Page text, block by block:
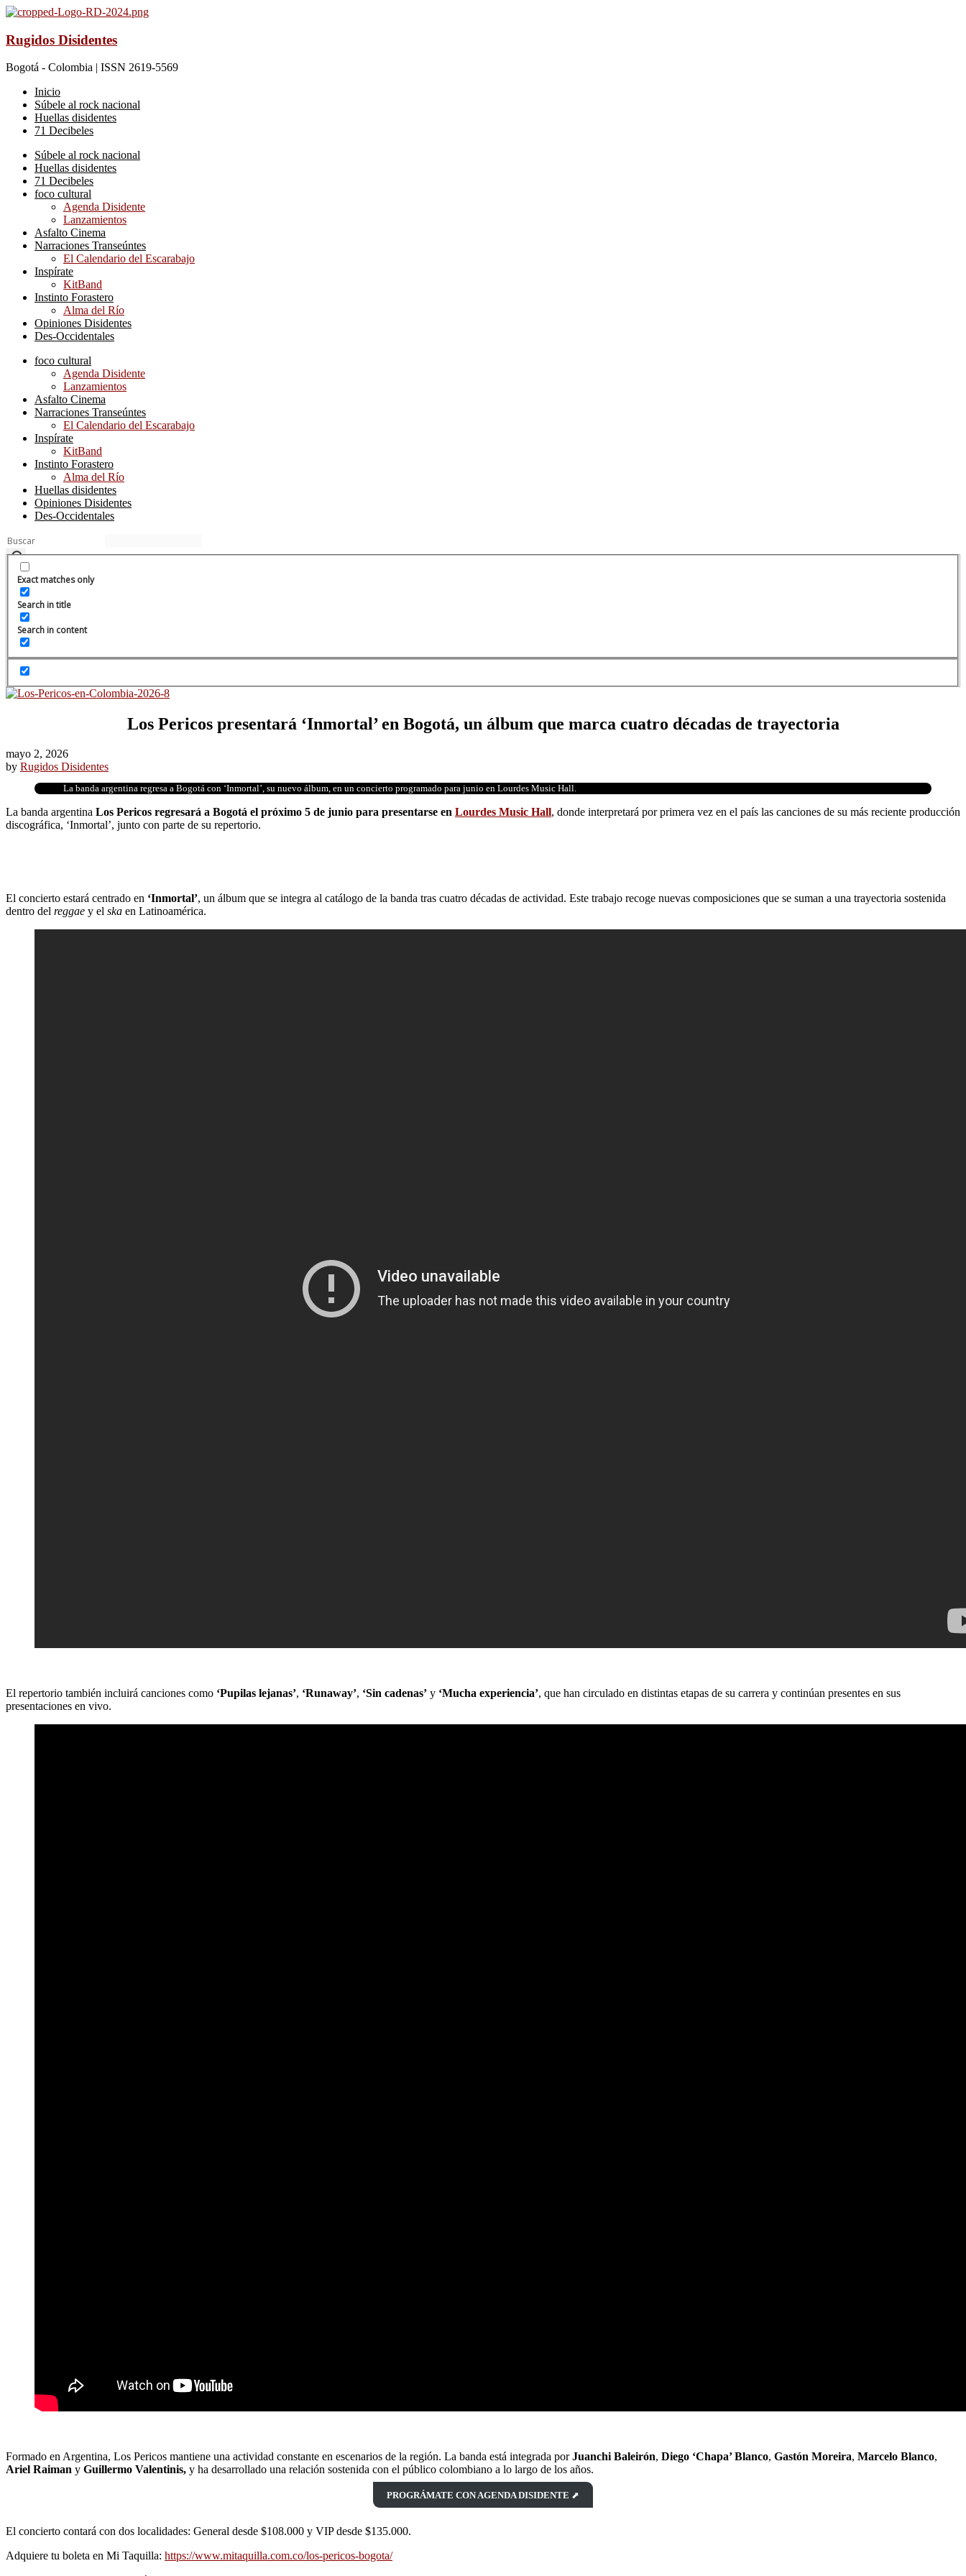
Rugidos Disidentes
Bogotá - Colombia | ISSN 2619-5569
Inicio
Súbele al rock nacional
Huellas disidentes
71 Decibeles
Súbele al rock nacional
Huellas disidentes
71 Decibeles
foco cultural
Agenda Disidente
Lanzamientos
Asfalto Cinema
Narraciones Transeúntes
El Calendario del Escarabajo
Inspírate
KitBand
Instinto Forastero
Alma del Río
Opiniones Disidentes
Des-Occidentales
foco cultural
Agenda Disidente
Lanzamientos
Asfalto Cinema
Narraciones Transeúntes
El Calendario del Escarabajo
Inspírate
KitBand
Instinto Forastero
Alma del Río
Huellas disidentes
Opiniones Disidentes
Des-Occidentales
Exact matches only
Search in title
Search in content
Los Pericos presentará ‘Inmortal’ en Bogotá, un álbum que marca cuatro décadas de trayectoria
mayo 2, 2026
by Rugidos Disidentes
La banda argentina regresa a Bogotá con ‘Inmortal’, su nuevo álbum, en un concierto programado para junio en Lourdes Music Hall.
La banda argentina Los Pericos regresará a Bogotá el próximo 5 de junio para presentarse en Lourdes Music Hall, donde interpretará por primera vez en el país las canciones de su más reciente producción
discográfica, ‘Inmortal’, junto con parte de su repertorio.
El concierto estará centrado en ‘Inmortal’, un álbum que se integra al catálogo de la banda tras cuatro décadas de actividad. Este trabajo recoge nuevas composiciones que se suman a una trayectoria sostenida
dentro del reggae y el ska en Latinoamérica.
El repertorio también incluirá canciones como ‘Pupilas lejanas’, ‘Runaway’, ‘Sin cadenas’ y ‘Mucha experiencia’, que han circulado en distintas etapas de su carrera y continúan presentes en sus
presentaciones en vivo.
Formado en Argentina, Los Pericos mantiene una actividad constante en escenarios de la región. La banda está integrada porJuanchi Baleirón, Diego ‘Chapa’ Blanco, Gastón Moreira, Marcelo Blanco,
Ariel Raiman y Guillermo Valentinis, y ha desarrollado una relación sostenida con el público colombiano a lo largo de los años.
PROGRÁMATE CON AGENDA DISIDENTE ⬈
El concierto contará con dos localidades: General desde $108.000 y VIP desde $135.000.
Adquiere tu boleta en Mi Taquilla: https://www.mitaquilla.com.co/los-pericos-bogota/